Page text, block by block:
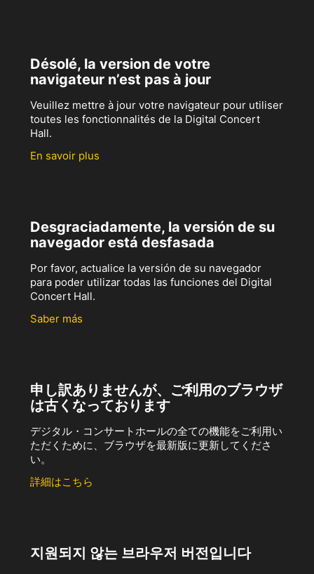
Désolé, la version de votre
navigateur n’est pas à jour
Veuillez mettre à jour votre navigateur pour utiliser
toutes les fonctionnalités de la Digital Concert
Hall.
En savoir plus
Desgraciadamente, la versión de su
navegador está desfasada
Por favor, actualice la versión de su navegador
para poder utilizar todas las funciones del Digital
Concert Hall.
Saber más
申し訳ありませんが、ご利用のブラウザ
は古くなっております
デジタル・コンサートホールの全ての機能をご利用い
ただくために、ブラウザを最新版に更新してくださ
い。
詳細はこちら
지원되지 않는 브라우저 버전입니다